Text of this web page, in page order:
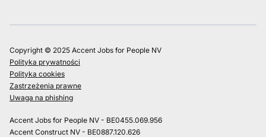
Copyright © 2025 Accent Jobs for People NV
Polityka prywatności
Polityka cookies
Zastrzeżenia prawne
Uwaga na phishing
Accent Jobs for People NV - BE0455.069.956
Accent Construct NV - BE0887.120.626